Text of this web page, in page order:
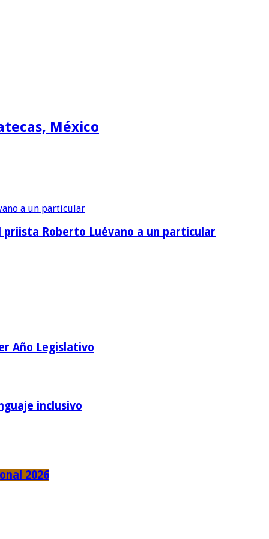
México
priista Roberto Luévano a un particular
Año Legislativo
inclusivo
2026